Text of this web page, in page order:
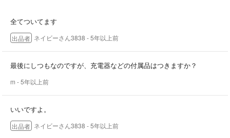
全てついてます
出品者 ネイビーさん3838 - 5年以上前
最後にしつもなのですが、充電器などの付属品はつきますか？
m - 5年以上前
いいですよ。
出品者 ネイビーさん3838 - 5年以上前